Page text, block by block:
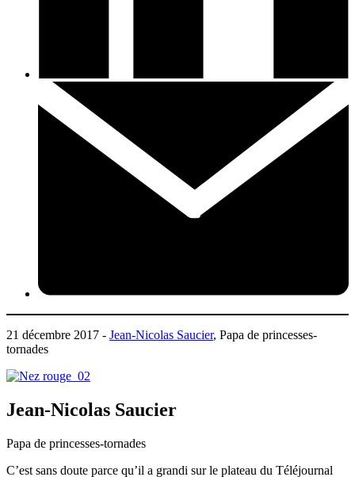
21 décembre 2017 - Jean-Nicolas Saucier, Papa de princesses-
tornades
Jean-Nicolas Saucier
Papa de princesses-tornades
C’est sans doute parce qu’il a grandi sur le plateau du Téléjournal